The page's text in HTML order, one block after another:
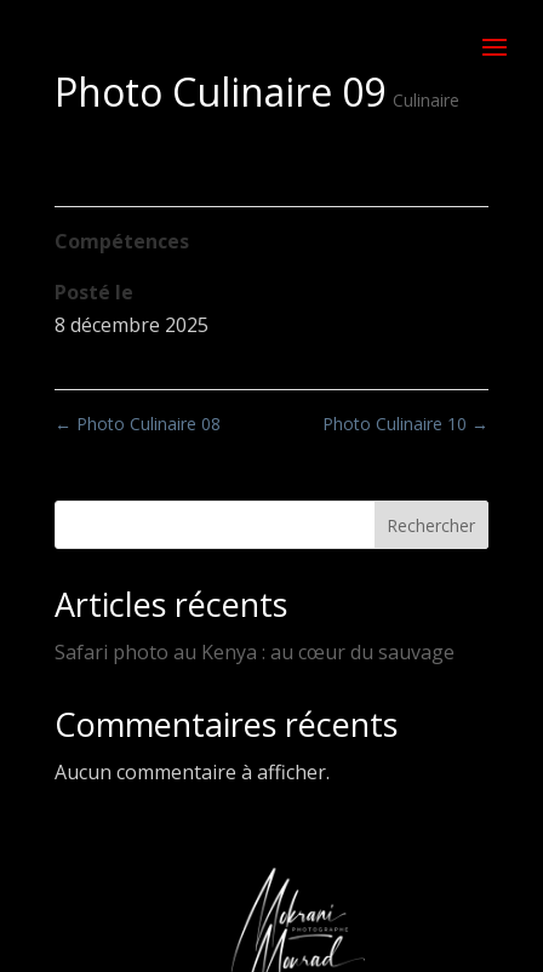
Photo Culinaire 09 Culinaire
Compétences
Posté le
8 décembre 2025
← Photo Culinaire 08 Photo Culinaire 10 →
Rechercher
Articles récents
Safari photo au Kenya : au cœur du sauvage
Commentaires récents
Aucun commentaire à afficher.